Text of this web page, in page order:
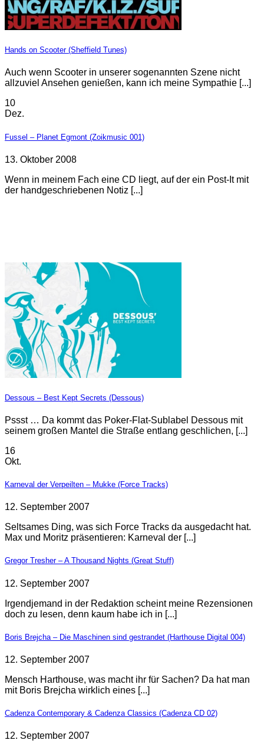
Hands on Scooter (Sheffield Tunes)
Auch wenn Scooter in unserer sogenannten Szene nicht
allzuviel Ansehen genießen, kann ich meine Sympathie [...]
10
Dez.
Fussel – Planet Egmont (Zoikmusic 001)
13. Oktober 2008
Wenn in meinem Fach eine CD liegt, auf der ein Post-It mit
der handgeschriebenen Notiz [...]
Dessous – Best Kept Secrets (Dessous)
Pssst … Da kommt das Poker-Flat-Sublabel Dessous mit
seinem großen Mantel die Straße entlang geschlichen, [...]
16
Okt.
Karneval der Verpeilten – Mukke (Force Tracks)
12. September 2007
Seltsames Ding, was sich Force Tracks da ausgedacht hat.
Max und Moritz präsentieren: Karneval der [...]
Gregor Tresher – A Thousand Nights (Great Stuff)
12. September 2007
Irgendjemand in der Redaktion scheint meine Rezensionen
doch zu lesen, denn kaum habe ich in [...]
Boris Brejcha – Die Maschinen sind gestrandet (Harthouse Digital 004)
12. September 2007
Mensch Harthouse, was macht ihr für Sachen? Da hat man
mit Boris Brejcha wirklich eines [...]
Cadenza Contemporary & Cadenza Classics (Cadenza CD 02)
12. September 2007